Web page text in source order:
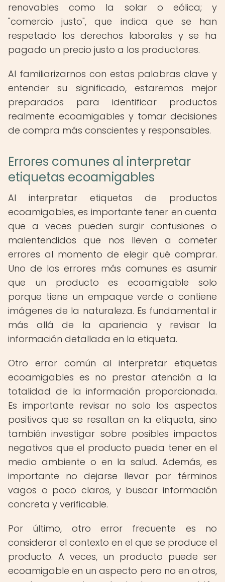
renovables como la solar o eólica; y
"comercio justo", que indica que se han
respetado los derechos laborales y se ha
pagado un precio justo a los productores.
Al familiarizarnos con estas palabras clave y
entender su significado, estaremos mejor
preparados para identificar productos
realmente ecoamigables y tomar decisiones
de compra más conscientes y responsables.
Errores comunes al interpretar
etiquetas ecoamigables
Al interpretar etiquetas de productos
ecoamigables, es importante tener en cuenta
que a veces pueden surgir confusiones o
malentendidos que nos lleven a cometer
errores al momento de elegir qué comprar.
Uno de los errores más comunes es asumir
que un producto es ecoamigable solo
porque tiene un empaque verde o contiene
imágenes de la naturaleza. Es fundamental ir
más allá de la apariencia y revisar la
información detallada en la etiqueta.
Otro error común al interpretar etiquetas
ecoamigables es no prestar atención a la
totalidad de la información proporcionada.
Es importante revisar no solo los aspectos
positivos que se resaltan en la etiqueta, sino
también investigar sobre posibles impactos
negativos que el producto pueda tener en el
medio ambiente o en la salud. Además, es
importante no dejarse llevar por términos
vagos o poco claros, y buscar información
concreta y verificable.
Por último, otro error frecuente es no
considerar el contexto en el que se produce el
producto. A veces, un producto puede ser
ecoamigable en un aspecto pero no en otros,